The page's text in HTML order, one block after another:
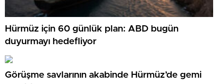
Hürmüz için 60 günlük plan: ABD bugün
duyurmayı hedefliyor
Görüşme savlarının akabinde Hürmüz’de gemi